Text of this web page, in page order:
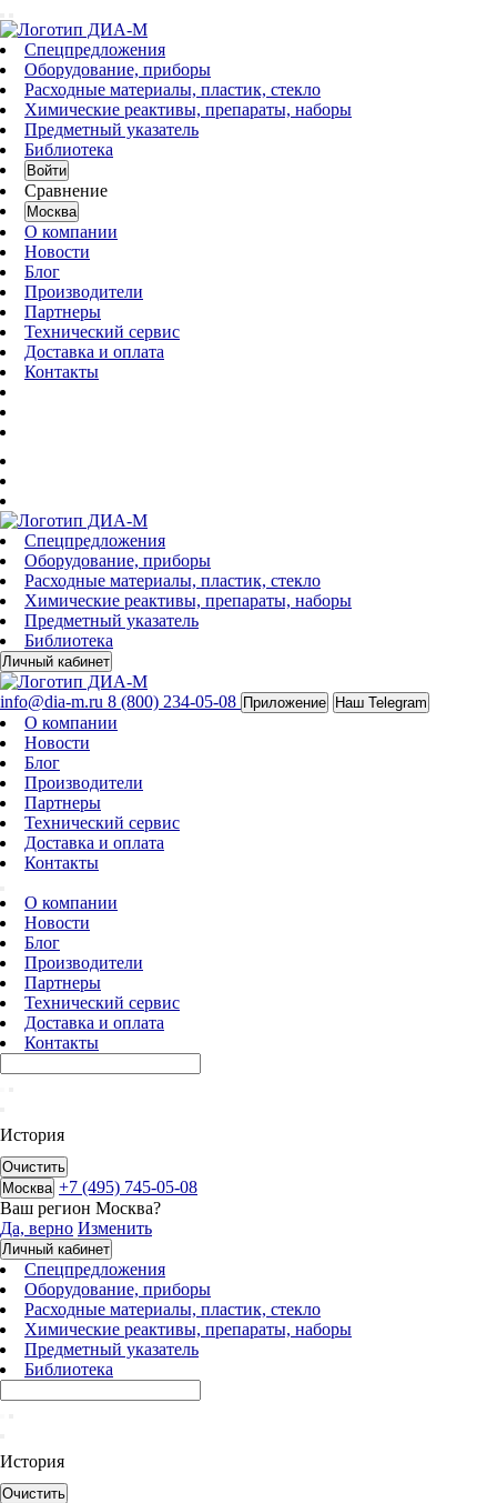
Спецпредложения
Оборудование, приборы
Расходные материалы, пластик, стекло
Химические реактивы, препараты, наборы
Предметный указатель
Библиотека
Войти
Сравнение
Москва
О компании
Новости
Блог
Производители
Партнеры
Технический сервис
Доставка и оплата
Контакты
Спецпредложения
Оборудование, приборы
Расходные материалы, пластик, стекло
Химические реактивы, препараты, наборы
Предметный указатель
Библиотека
Личный кабинет
info@dia-m.ru 8 (800) 234-05-08 Приложение Наш Telegram
О компании
Новости
Блог
Производители
Партнеры
Технический сервис
Доставка и оплата
Контакты
О компании
Новости
Блог
Производители
Партнеры
Технический сервис
Доставка и оплата
Контакты
История
Очистить
Москва +7 (495) 745-05-08
Ваш регион Москва?
Да, верно Изменить
Личный кабинет
Спецпредложения
Оборудование, приборы
Расходные материалы, пластик, стекло
Химические реактивы, препараты, наборы
Предметный указатель
Библиотека
История
Очистить